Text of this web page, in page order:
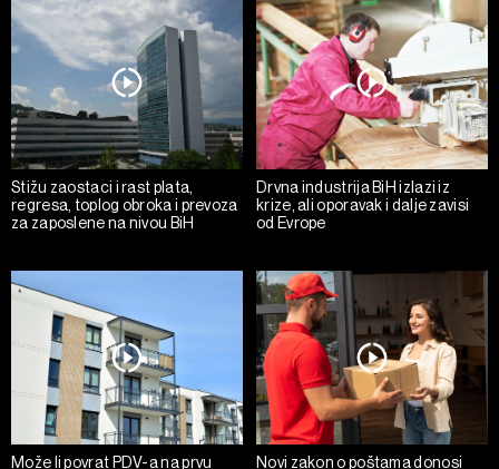
Stižu zaostaci i rast plata,
regresa, toplog obroka i prevoza
za zaposlene na nivou BiH
Drvna industrija BiH izlazi iz
krize, ali oporavak i dalje zavisi
od Evrope
Može li povrat PDV-a na prvu
Novi zakon o poštama donosi